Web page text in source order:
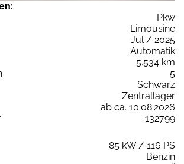
Pkw
Limousine
Jul / 2025
Automatik
5.534 km
5
Schwarz
Zentrallager
ab ca. 10.08.2026
132799
85 kW / 116 PS
Benzin